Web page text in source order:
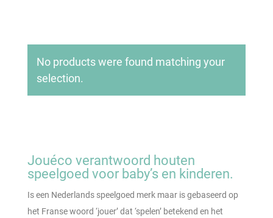
No products were found matching your
selection.
Jouéco verantwoord houten
speelgoed voor baby’s en kinderen.
Is een Nederlands speelgoed merk maar is gebaseerd op
het Franse woord ‘jouer’ dat ‘spelen’ betekend en het